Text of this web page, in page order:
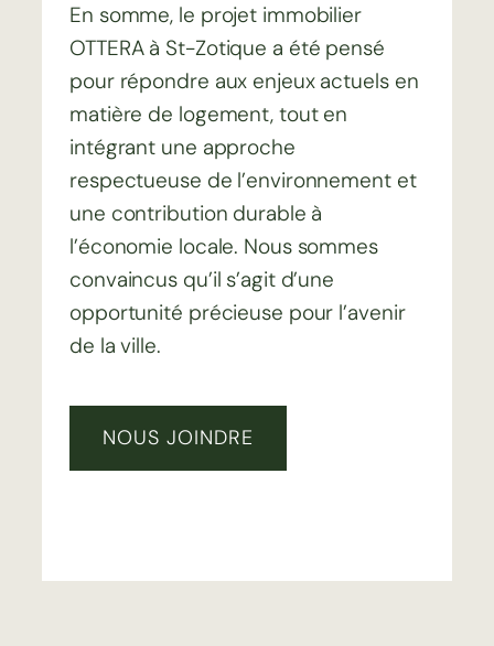
En somme, le projet immobilier
OTTERA à St-Zotique a été pensé
pour répondre aux enjeux actuels en
matière de logement, tout en
intégrant une approche
respectueuse de l’environnement et
une contribution durable à
l’économie locale. Nous sommes
convaincus qu’il s’agit d’une
opportunité précieuse pour l’avenir
de la ville.
NOUS JOINDRE